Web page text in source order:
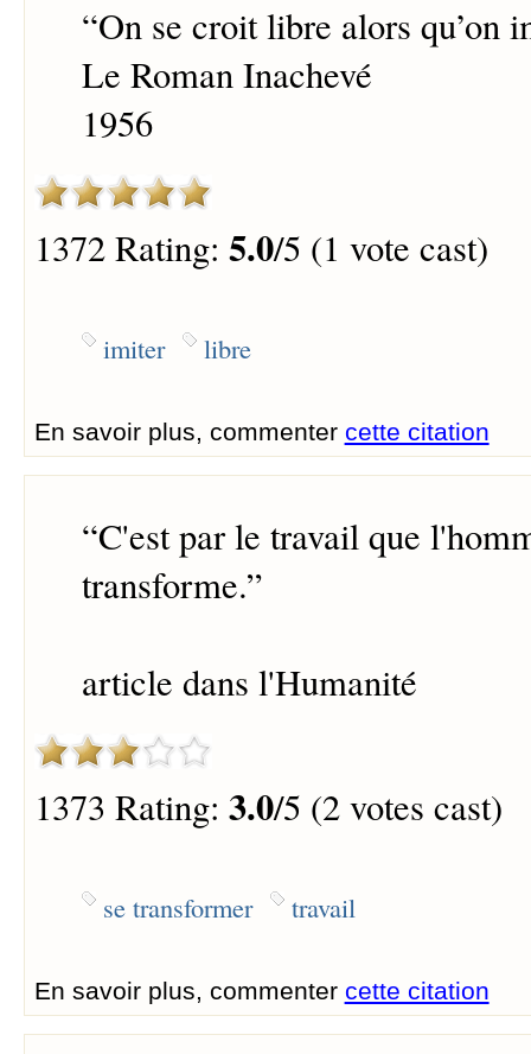
“On se croit libre alors qu’on
Le Roman Inachevé
1956
1372 Rating: 5.0/5 (1 vote cast)
imiter libre
En savoir plus, commenter cette citation
“C'est par le travail que
transforme.”
article dans l'Humanité
1373 Rating: 3.0/5 (2 votes cast)
se transformer travail
En savoir plus, commenter cette citation